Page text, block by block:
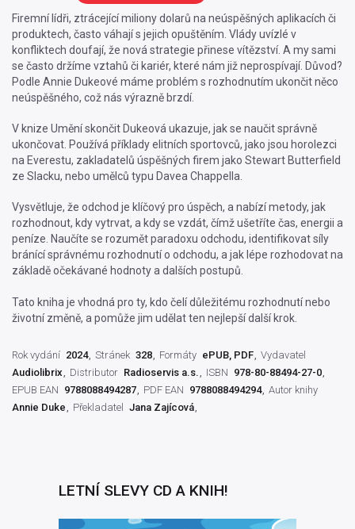
Firemní lídři, ztrácející miliony dolarů na neúspěšných aplikacích či
produktech, často váhají s jejich opuštěním. Vlády uvízlé v
konfliktech doufají, že nová strategie přinese vítězství. A my sami
se často držíme vztahů či kariér, které nám již neprospívají. Důvod?
Podle Annie Dukeové máme problém s rozhodnutím ukončit něco
neúspěšného, což nás výrazně brzdí.
V knize Umění skončit Dukeová ukazuje, jak se naučit správně
ukončovat. Používá příklady elitních sportovců, jako jsou horolezci
na Everestu, zakladatelů úspěšných firem jako Stewart Butterfield
ze Slacku, nebo umělců typu Davea Chappella.
Vysvětluje, že odchod je klíčový pro úspěch, a nabízí metody, jak
rozhodnout, kdy vytrvat, a kdy se vzdát, čímž ušetříte čas, energii a
peníze. Naučíte se rozumět paradoxu odchodu, identifikovat síly
bránící správnému rozhodnutí o odchodu, a jak lépe rozhodovat na
základě očekávané hodnoty a dalších postupů.
Tato kniha je vhodná pro ty, kdo čelí důležitému rozhodnutí nebo
životní změně, a pomůže jim udělat ten nejlepší další krok.
Rok vydání 2024 Stránek 328 Formáty ePUB, PDF Vydavatel
Audiolibrix
Distributor Radioservis a.s. ISBN 978-80-88494-27-0
EPUB EAN 9788088494287 PDF EAN 9788088494294 Autor knihy
Annie Duke
Překladatel Jana Zajícová
LETNÍ SLEVY CD A KNIH!